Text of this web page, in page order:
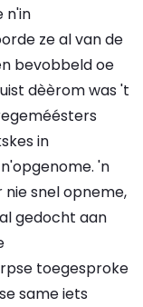
n'in
ze al van de
bevobbeld oe
dèèrom was 't
in
'n
snel opneme,
gedocht aan
toegesproke
same iets